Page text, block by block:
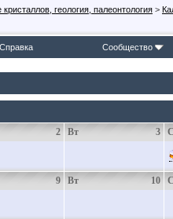
геология, палеонтология >
Справка Сообщество
2 3
Вт
9 10
Вт